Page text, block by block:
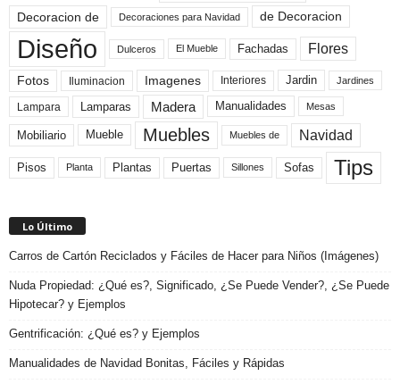
Decoracion de Decoraciones para Navidad de Decoracion
Diseño Dulceros El Mueble Fachadas Flores
Fotos Iluminacion Imagenes Interiores Jardin Jardines
Lampara Lamparas Madera Manualidades Mesas
Mobiliario Mueble Muebles Muebles de Navidad
Pisos Planta Plantas Puertas Sillones Sofas Tips
Lo Último
Carros de Cartón Reciclados y Fáciles de Hacer para Niños (Imágenes)
Nuda Propiedad: ¿Qué es?, Significado, ¿Se Puede Vender?, ¿Se Puede
Hipotecar? y Ejemplos
Gentrificación: ¿Qué es? y Ejemplos
Manualidades de Navidad Bonitas, Fáciles y Rápidas